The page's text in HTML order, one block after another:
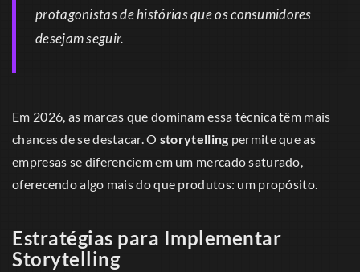
protagonistas de histórias que os consumidores
desejam seguir.
Em 2026, as marcas que dominam essa técnica têm mais
chances de se destacar. O storytelling permite que as
empresas se diferenciem em um mercado saturado,
oferecendo algo mais do que produtos: um propósito.
Estratégias para Implementar
Storytelling